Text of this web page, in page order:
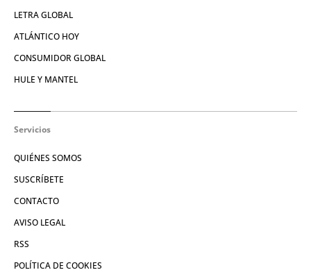
LETRA GLOBAL
ATLÁNTICO HOY
CONSUMIDOR GLOBAL
HULE Y MANTEL
Servicios
QUIÉNES SOMOS
SUSCRÍBETE
CONTACTO
AVISO LEGAL
RSS
POLÍTICA DE COOKIES